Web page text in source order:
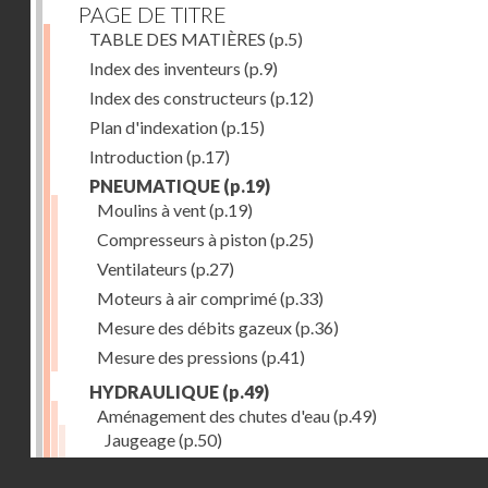
PAGE DE TITRE
TABLE DES MATIÈRES (p.5)
Index des inventeurs (p.9)
Index des constructeurs (p.12)
Plan d'indexation(p.15)
Introduction(p.17)
PNEUMATIQUE (p.19)
Moulins à vent(p.19)
Compresseurs à piston(p.25)
Ventilateurs (p.27)
Moteurs à air comprimé(p.33)
Mesure des débits gazeux(p.36)
Mesure des pressions (p.41)
HYDRAULIQUE (p.49)
Aménagement des chutes d'eau(p.49)
Jaugeage(p.50)